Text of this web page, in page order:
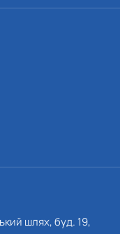
шлях, буд. 19,